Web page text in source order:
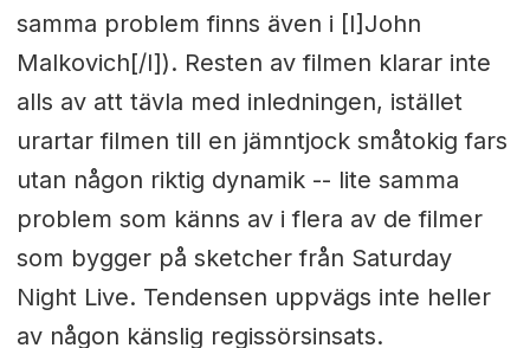
samma problem finns även i [I]John
Malkovich[/I]). Resten av filmen klarar inte
alls av att tävla med inledningen, istället
urartar filmen till en jämntjock småtokig fars
utan någon riktig dynamik -- lite samma
problem som känns av i flera av de filmer
som bygger på sketcher från Saturday
Night Live. Tendensen uppvägs inte heller
av någon känslig regissörsinsats.